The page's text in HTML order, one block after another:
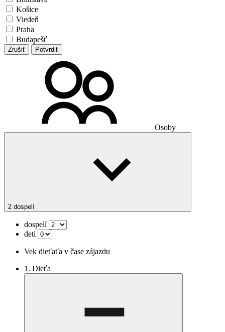
Košice
Viedeň
Praha
Budapešť
Zrušiť Potvrdiť
Osoby
2 dospelí
dospelí
deti
Vek dieťaťa v čase zájazdu
1. Dieťa